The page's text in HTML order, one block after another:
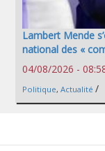
Lambert Mende
national des «
04/08/2026 -
Politique, Actualité /